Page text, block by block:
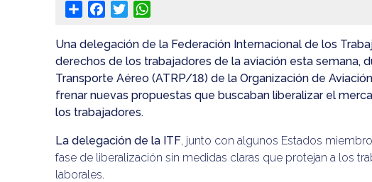
Share Facebook
Twitter
Una delegación de la Federación Internacional de los
derechos de los trabajadores de la aviación esta semana,
Transporte Aéreo (ATRP/18) de la Organización de
frenar nuevas propuestas que buscaban liberalizar el
los trabajadores.
La delegación de la ITF, junto con algunos Estados
fase de liberalización sin medidas claras que protejan a los
laborales.